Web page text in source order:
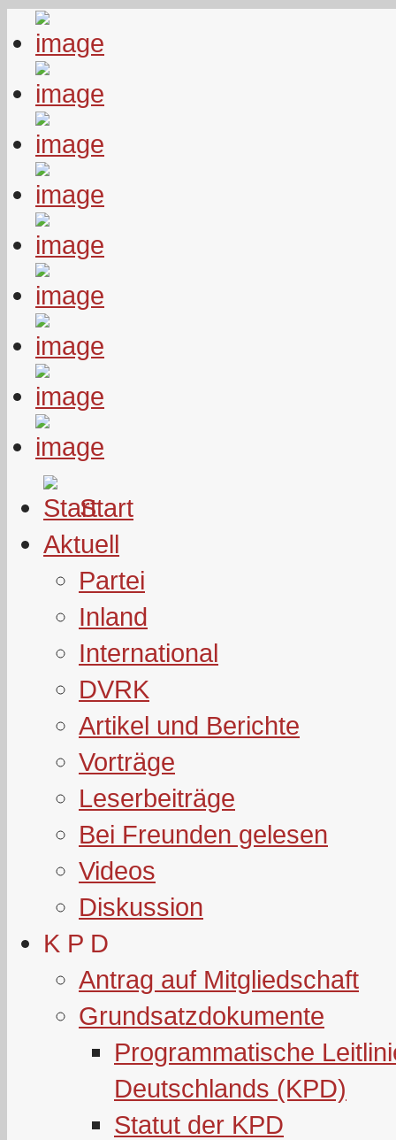
Start
Aktuell
Partei
Inland
International
DVRK
Artikel und Berichte
Vorträge
Leserbeiträge
Bei Freunden gelesen
Videos
Diskussion
K P D
Antrag auf Mitgliedschaft
Grundsatzdokumente
Programmatische
Deutschlands (KPD)
Statut der KPD